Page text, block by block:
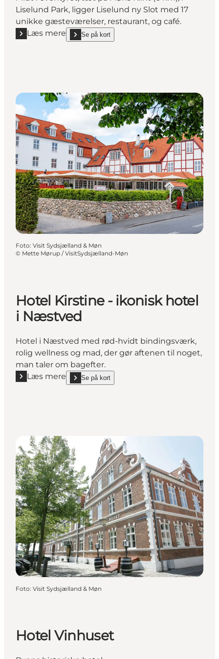
Liselund Park, ligger Liselund ny Slot med 17
unikke gæsteværelser, restaurant, og café.
Læs mere
Læs mere "Liselund Ny Slot Hotel"
Se på kort
show Liselund Ny Slot Hotel on_map
Foto: Visit Sydsjælland & Møn
© Mette Mørup / VisitSydsjælland-Møn
Hotel Kirstine - ikonisk hotel
i Næstved
Hotel i Næstved med rød-hvidt bindingsværk,
rolig wellness og mad, der gør aftenen til noget,
man taler om bagefter.
Læs mere
Læs mere "Hotel Kirstine - ikonisk hotel i Næstved"
Se på kort
show Hotel Kirstine - ikonisk hotel i Næstved
Foto: Visit Sydsjælland & Møn
Hotel Vinhuset